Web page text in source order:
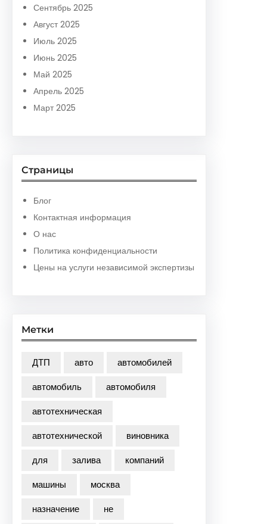
Сентябрь 2025
Август 2025
Июль 2025
Июнь 2025
Май 2025
Апрель 2025
Март 2025
Страницы
Блог
Контактная информация
О нас
Политика конфиденциальности
Цены на услуги независимой экспертизы
Метки
ДТП авто
автомобилей
автомобиль
автомобиля
автотехническая
автотехнической
виновника
для
залива
компаний
машины
москва
назначение
не